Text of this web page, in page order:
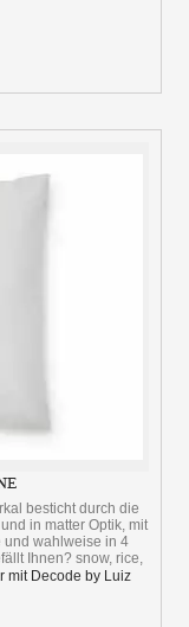
besticht durch die
in matter Optik, mit
und wahlweise in 4
Ihnen? snow, rice,
mit Decode by Luiz